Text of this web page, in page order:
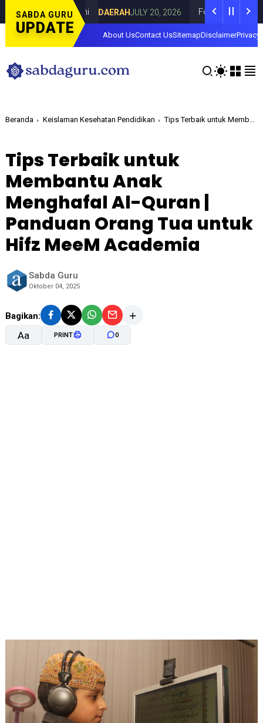
SABDA GURU
UPDATE
Curahdami DAERAH JULY 20, 2026 Fokus pada Tantangan
About UsContact UsSitemapDisclaimerPrivacy
Beranda Keislaman Kesehatan Pendidikan Tips Terbaik untuk Membantu Anak Menghafal Al-Quran | Panduan Orang Tua untuk Hifz MeeM Academia
Tips Terbaik untuk
Membantu Anak
Menghafal Al-Quran |
Panduan Orang Tua untuk
Hifz MeeM Academia
Sabda Guru
Oktober 04, 2025
Bagikan:
Aa PRINT 0